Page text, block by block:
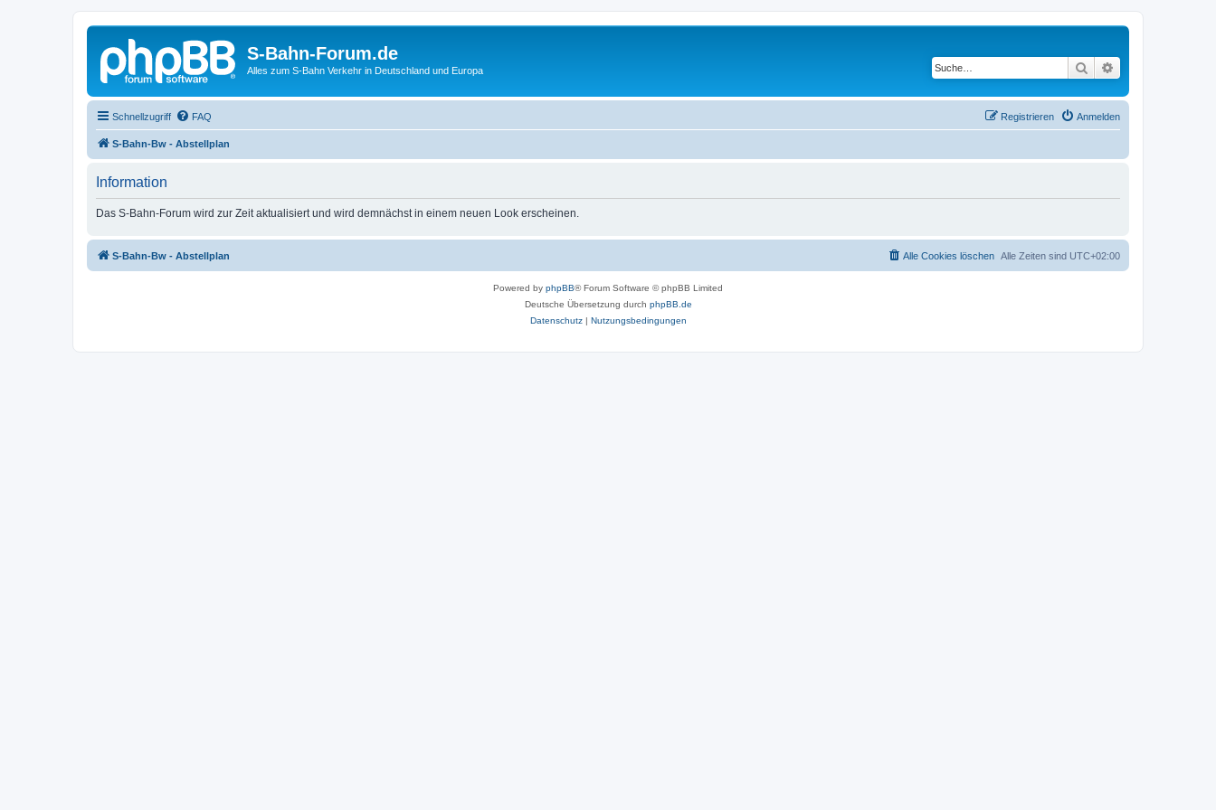
S-Bahn-Forum.de
Alles zum S-Bahn Verkehr in Deutschland und Europa Suche
Schnellzugriff FAQ Anmelden
Registrieren
S-Bahn-Bw - Abstellplan
Information
Das S-Bahn-Forum wird zur Zeit aktualisiert und wird demnächst in einem neuen Look erscheinen.
S-Bahn-Bw - Abstellplan Alle Zeiten sind UTC+02:00
Alle Cookies löschen
Powered by phpBB® Forum Software © phpBB Limited
Deutsche Übersetzung durch phpBB.de
Datenschutz| Nutzungsbedingungen